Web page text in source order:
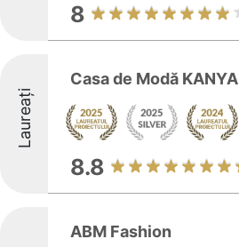
8
Laureați
Casa de Modă KANYA
8.8
ABM Fashion